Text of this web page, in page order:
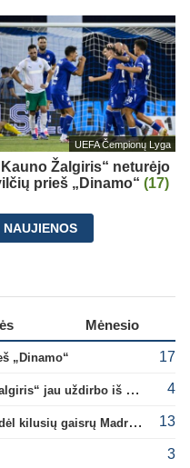
UEFA Čempionų Lyga
Žalgiris“ neturėjo
prieš „Dinamo“ (17)
Mėnesio
„Dinamo“ 17
A. Tapinas atskleidė, kiek tiksliai „Žalgiris“ jau uždirbo iš UEFA premijų 4
L. Messi pasižymėjo kliniu poelgiu dėl kilusių gaisrų Madride 13
3